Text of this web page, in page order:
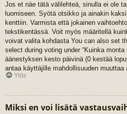
Jos et näe tätä välilehteä, sinulla ei ole
luomiseen. Syötä otsikko ja ainakin
kenttiin. Varmista että jokainen
tekstikentässä. Voit myös määritellä
voivat valita kohdasta You can also set
select during voting under “Kuinka
äänestyksen kesto päivinä (0 kestää
antaa käyttäjille mahdollisuuden muuttaa
Ylös
Miksi en voi lisätä